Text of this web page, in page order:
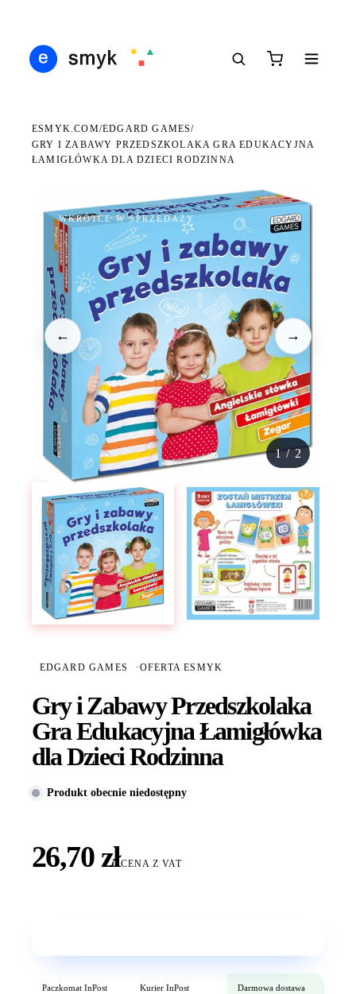
ESMYK.COM/EDGARD GAMES/
GRY I ZABAWY PRZEDSZKOLAKA GRA EDUKACYJNA
ŁAMIGŁÓWKA DLA DZIECI RODZINNA
WKRÓTCE W SPRZEDAŻY
← →
1/ 2
EDGARD GAMES ·OFERTA ESMYK
Gry i Zabawy Przedszkolaka
Gra Edukacyjna Łamigłówka
dla Dzieci Rodzinna
Produkt obecnie niedostępny
26,70 złCENA Z VAT
Paczkomat InPost Kurier InPost Darmowa dostawa